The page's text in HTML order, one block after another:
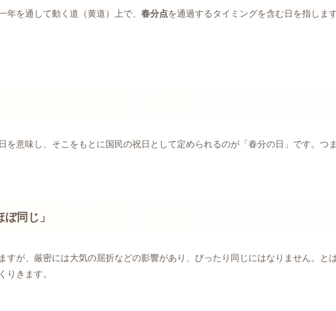
を通して動く道（黄道）上で、 春分点を通過するタイミングを含む日を指しま
を意味し、そこをもとに国民の祝日として定められるのが「春分の日」です。つ
同じ」
すが、厳密には大気の屈折などの影響があり、ぴったり同じにはなりません。と
りきます。